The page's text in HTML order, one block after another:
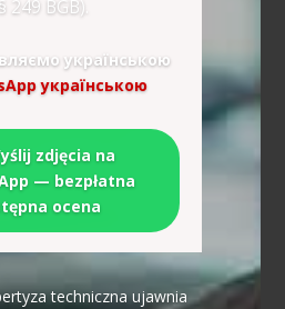
249 BGB).
українською
українською
zdjęcia na
— bezpłatna
ocena
techniczna ujawnia